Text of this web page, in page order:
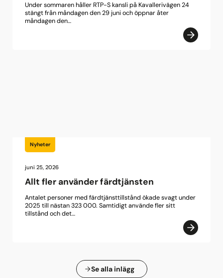
Under sommaren håller RTP-S kansli på Kavallerivägen 24
stängt från måndagen den 29 juni och öppnar åter
måndagen den…
Nyheter
juni 25, 2026
Allt fler använder färdtjänsten
Antalet personer med färdtjänsttillstånd ökade svagt under
2025 till nästan 323 000. Samtidigt använde fler sitt
tillstånd och det…
Se alla inlägg